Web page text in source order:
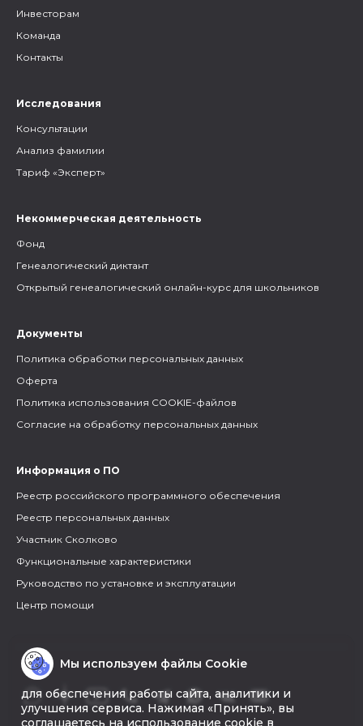
Инвесторам
Команда
Контакты
Исследования
Консультации
Анализ фамилии
Тариф «Эксперт»
Некоммерческая деятельность
Фонд
Генеалогический диктант
Открытый генеалогический онлайн-курс для школьников
Документы
Политика обработки персональных данных
Оферта
Политика использования COOKIE-файлов
Согласие на обработку персональных данных
Информация о ПО
Реестр российского программного обеспечения
Реестр персональных данных
Участник Сколково
Функциональные характеристики
Руководство по установке и эксплуатации
Центр помощи
Мы используем файлы Cookie
для обеспечения работы сайта, аналитики и
улучшения сервиса. Нажимая «Принять», вы
соглашаетесь на использование cookie в